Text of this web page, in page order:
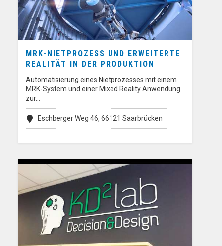
MRK-NIETPROZESS UND ERWEITERTE
REALITÄT IN DER PRODUKTION
Automatisierung eines Nietprozesses mit einem
MRK-System und einer Mixed Reality Anwendung
zur…
Eschberger Weg 46, 66121 Saarbrücken